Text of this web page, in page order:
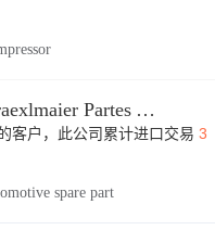
Dpm Draexlmaier Partes Automotrices Corr Ind Huejotzingo
客户，此公司累计进口交易 3
spare part